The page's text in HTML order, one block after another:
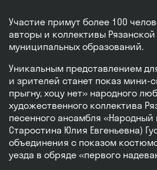
Участие примут более 100
авторы и коллективы
муниципальных образований.
Уникальным представлением
и зрителей станет показ мини-
прыгну, хоцу нет» народного
художественного коллектива
песенного ансамбля «Народный
Старостина Юлия Евгеньевна)
объединения с показом
уезда в обряде «первого